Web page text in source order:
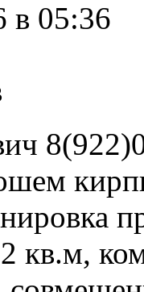
в 05:36
кв.м,